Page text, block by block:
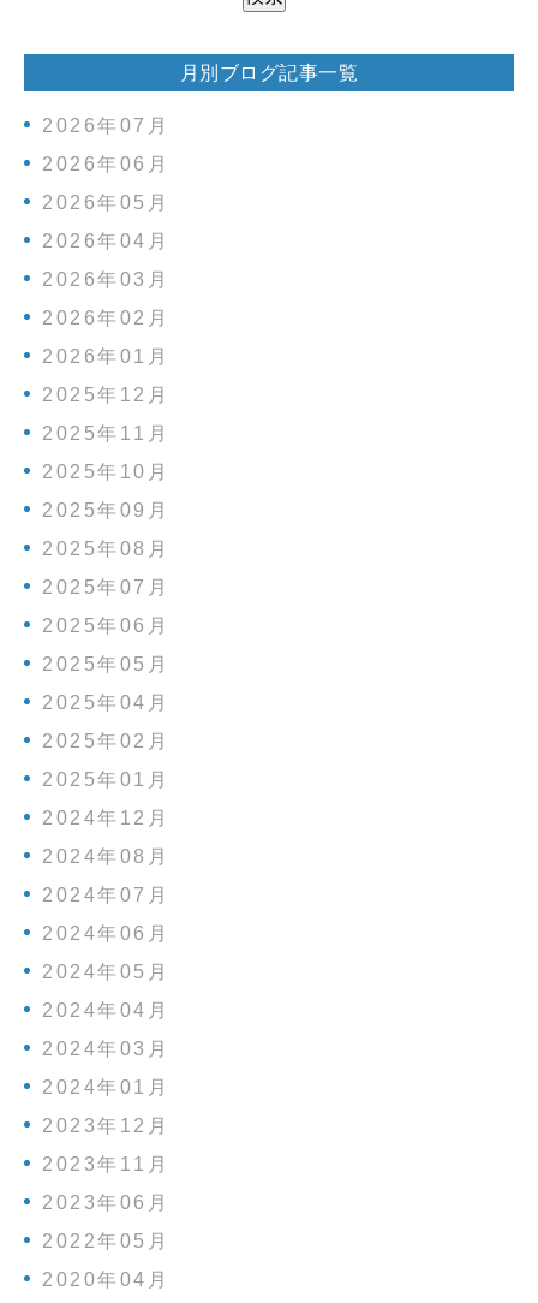
月別ブログ記事一覧
2026年07月
2026年06月
2026年05月
2026年04月
2026年03月
2026年02月
2026年01月
2025年12月
2025年11月
2025年10月
2025年09月
2025年08月
2025年07月
2025年06月
2025年05月
2025年04月
2025年02月
2025年01月
2024年12月
2024年08月
2024年07月
2024年06月
2024年05月
2024年04月
2024年03月
2024年01月
2023年12月
2023年11月
2023年06月
2022年05月
2020年04月